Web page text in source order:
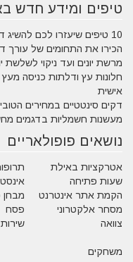
טיפים ומידע חדש
10 טיפים שיעזרו לכם להשיג דייט באתרי הכרויות
הכירו את התחומים של עורך
מרשת יונים ועד ניקוי
חלונות עץ ודלתות כניסה
אישית
דקים סינטטיים במחירים
מעשנות חשמליות בדגמים
נושאים פופולאריים
אטרקציות באילת
שעות פתיחה
הקמת אתר אינטרנט
מבחן
מסחר אלקטרוני
פסח
צוואה
משחקים